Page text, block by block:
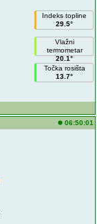
Indeks topline
29.5°
Vlažni
termometar
20.1°
Točka rosišta
13.7°
06:50:01